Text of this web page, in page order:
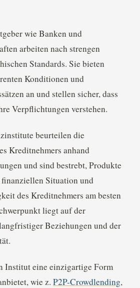
wie Banken und
arbeiten nach strengen
Standards. Sie bieten
Konditionen und
an und stellen sicher, dass
Verpflichtungen verstehen.
beurteilen die
Kreditnehmers anhand
und sind bestrebt, Produkte
Situation und
des Kreditnehmers am besten
liegt auf der
Beziehungen und der
Institut eine einzigartige Form
wie z. P2P-Crowdlending,